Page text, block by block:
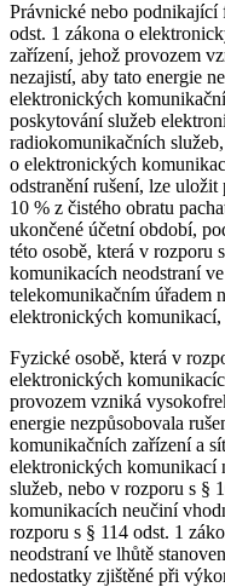
Právnické nebo podnikající
odst. 1 zákona o
zařízení, jehož provozem
nezajistí, aby tato energie
elektronických
poskytování služeb
radiokomunikačních
o elektronických
odstranění rušení, lze
10 % z čistého obratu
ukončené účetní období,
této osobě, která v rozporu
komunikacích neodstraní
telekomunikačním úřadem
elektronických
Fyzické osobě, která v
elektronických
provozem vzniká
energie nezpůsobovala
komunikačních zařízení a
elektronických komunikací
služeb, nebo v rozporu s §
komunikacích neučiní
rozporu s § 114 odst. 1
neodstraní ve lhůtě
nedostatky zjištěné při